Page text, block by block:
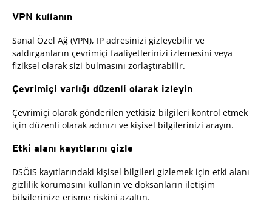
VPN kullanın
Sanal Özel Ağ (VPN), IP adresinizi gizleyebilir ve
saldırganların çevrimiçi faaliyetlerinizi izlemesini veya
fiziksel olarak sizi bulmasını zorlaştırabilir.
Çevrimiçi varlığı düzenli olarak izleyin
Çevrimiçi olarak gönderilen yetkisiz bilgileri kontrol etmek
için düzenli olarak adınızı ve kişisel bilgilerinizi arayın.
Etki alanı kayıtlarını gizle
DSÖIS kayıtlarındaki kişisel bilgileri gizlemek için etki alanı
gizlilik korumasını kullanın ve doksanların iletişim
bilgilerinize erişme riskini azaltın.